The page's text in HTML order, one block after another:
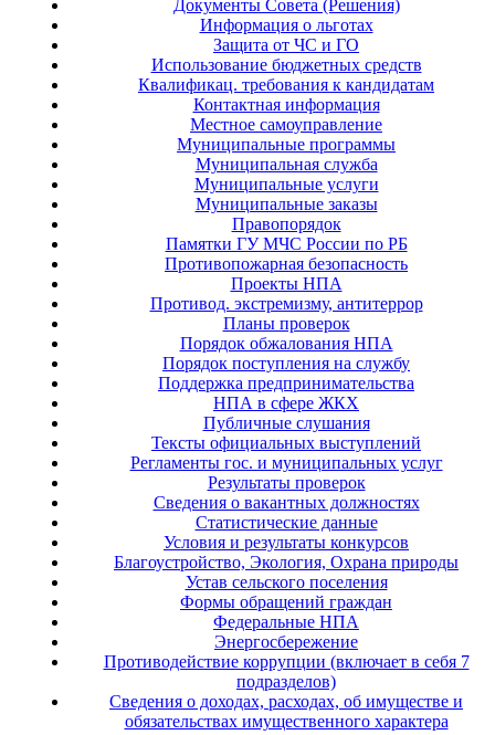
Документы Совета (Решения)
Информация о льготах
Защита от ЧС и ГО
Использование бюджетных средств
Квалификац. требования к кандидатам
Контактная информация
Местное самоуправление
Муниципальные программы
Муниципальная служба
Муниципальные услуги
Муниципальные заказы
Правопорядок
Памятки ГУ МЧС России по РБ
Противопожарная безопасность
Проекты НПА
Противод. экстремизму, антитеррор
Планы проверок
Порядок обжалования НПА
Порядок поступления на службу
Поддержка предпринимательства
НПА в сфере ЖКХ
Публичные слушания
Тексты официальных выступлений
Регламенты гос. и муниципальных услуг
Результаты проверок
Сведения о вакантных должностях
Статистические данные
Условия и результаты конкурсов
Благоустройство, Экология, Охрана природы
Устав сельского поселения
Формы обращений граждан
Федеральные НПА
Энергосбережение
Противодействие коррупции (включает в себя 7
подразделов)
Сведения о доходах, расходах, об имуществе и
обязательствах имущественного характера